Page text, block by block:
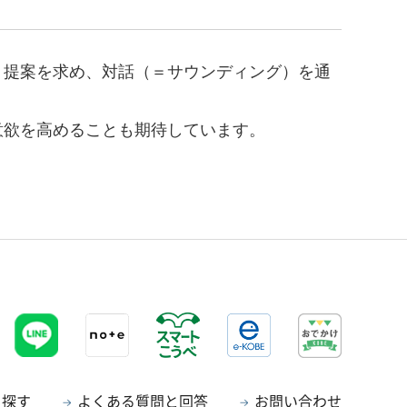
案を求め、対話（＝サウンディング）を通
を高めることも期待しています。
す よくある質問と回答 お問い合わせ